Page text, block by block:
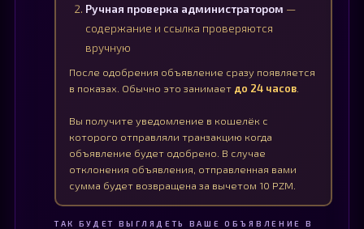
Ручная проверка администратором —
содержание и ссылка проверяются
вручную
После одобрения объявление сразу появляется
в показах. Обычно это занимает до 24 часов.
Вы получите уведомление в кошелёк с
которого отправляли транзакцию когда
объявление будет одобрено. В случае
отклонения объявления, отправленная вами
сумма будет возвращена за вычетом 10 PZM.
ТАК БУДЕТ ВЫГЛЯДЕТЬ ВАШЕ ОБЪЯВЛЕНИЕ В